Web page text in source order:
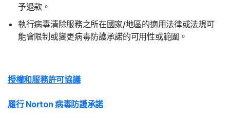
予退款。
執行病毒清除服務之所在國家/地區的適用法律或法規可
能會限制或變更病毒防護承諾的可用性或範圍。
授權和服務許可協議
履行 Norton 病毒防護承諾